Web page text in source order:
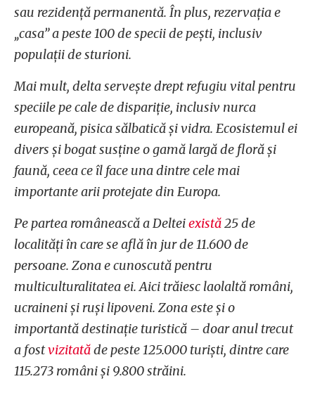
sau rezidență permanentă. În plus, rezervația e
„casa” a peste 100 de specii de pești, inclusiv
populații de sturioni.
Mai mult, delta servește drept refugiu vital pentru
speciile pe cale de dispariție, inclusiv nurca
europeană, pisica sălbatică și vidra. Ecosistemul ei
divers și bogat susține o gamă largă de floră și
faună, ceea ce îl face una dintre cele mai
importante arii protejate din Europa.
Pe partea românească a Delteiexistă25 de
localități în care se află în jur de 11.600 de
persoane. Zona e cunoscută pentru
multiculturalitatea ei. Aici trăiesc laolaltă români,
ucraineni și ruși lipoveni. Zona este și o
importantă destinație turistică – doar anul trecut
a fostvizitatăde peste 125.000 turiști, dintre care
115.273 români și 9.800 străini.